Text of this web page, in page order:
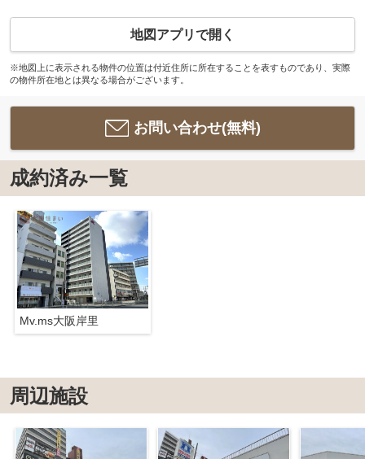
地図アプリで開く
※地図上に表示される物件の位置は付近住所に所在することを表すものであり、実際
の物件所在地とは異なる場合がございます。
お問い合わせ(無料)
成約済み一覧
Mv.ms大阪岸里
周辺施設